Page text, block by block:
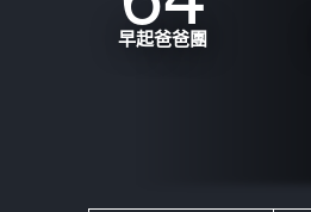
早起爸爸團